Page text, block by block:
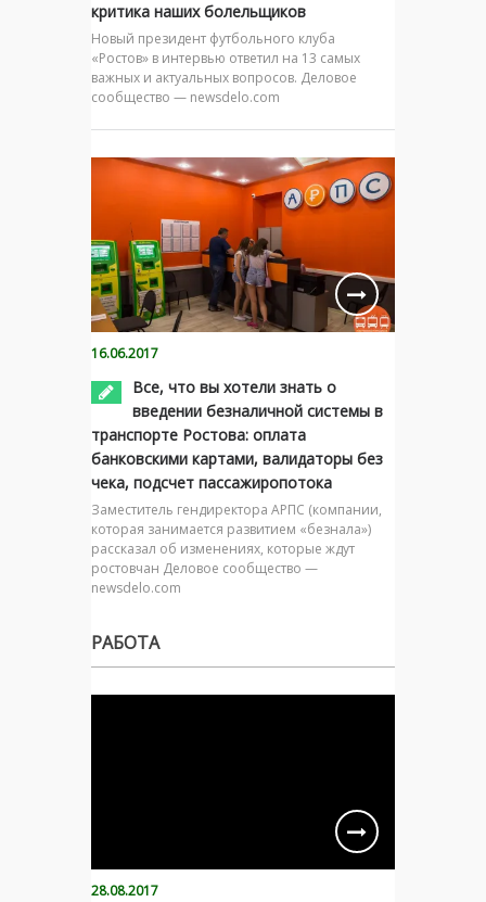
критика наших болельщиков
Новый президент футбольного клуба
«Ростов» в интервью ответил на 13 самых
важных и актуальных вопросов. Деловое
сообщество — newsdelo.com
16.06.2017
Все, что вы хотели знать о
введении безналичной системы в
транспорте Ростова: оплата
банковскими картами, валидаторы без
чека, подсчет пассажиропотока
Заместитель гендиректора АРПС (компании,
которая занимается развитием «безнала»)
рассказал об изменениях, которые ждут
ростовчан Деловое сообщество —
newsdelo.com
РАБОТА
28.08.2017